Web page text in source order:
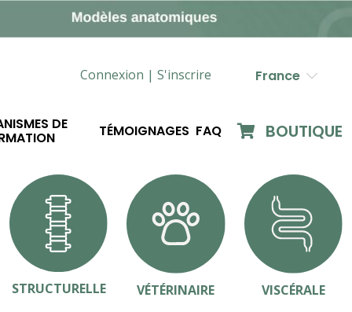
Connexion | S'inscrire France
DE TÉMOIGNAGES FAQ BOUTIQUE
STRUCTURELLE VÉTÉRINAIRE VISCÉRALE